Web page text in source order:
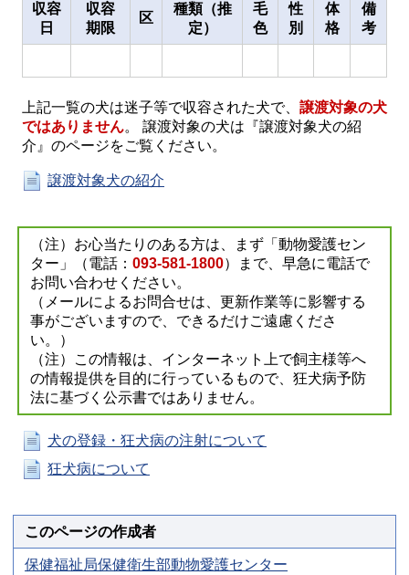
収容
日
収容
期限
区
種類（推
定）
毛
色
性
別
体
格
備
考
上記一覧の犬は迷子等で収容された犬で、 譲渡対象の犬
ではありません。 譲渡対象の犬は『譲渡対象犬の紹
介』のページをご覧ください。
譲渡対象犬の紹介
（注）お心当たりのある方は、まず「動物愛護セン
ター」（電話： 093-581-1800）まで、早急に電話で
お問い合わせください。
（メールによるお問合せは、更新作業等に影響する
事がございますので、できるだけご遠慮くださ
い。）
（注）この情報は、インターネット上で飼主様等へ
の情報提供を目的に行っているもので、狂犬病予防
法に基づく公示書ではありません。
犬の登録・狂犬病の注射について
狂犬病について
このページの作成者
保健福祉局保健衛生部動物愛護センター